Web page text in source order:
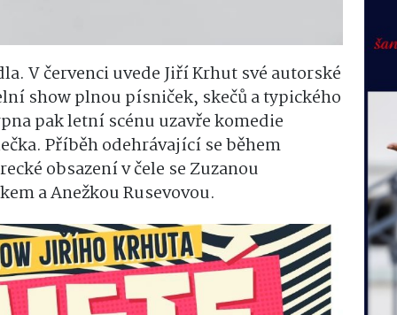
V červenci uvede Jiří Krhut své autorské
show plnou písniček, skečů a typického
pak letní scénu uzavře komedie
Příběh odehrávající se během
obsazení v čele se Zuzanou
a Anežkou Rusevovou.